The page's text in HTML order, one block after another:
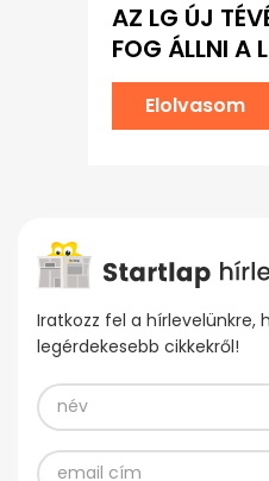
AZ LG ÚJ
FOG ÁLLNI A
Elolvasom
Iratkozz fel a hírlevelünkre,
legérdekesebb cikkekről!